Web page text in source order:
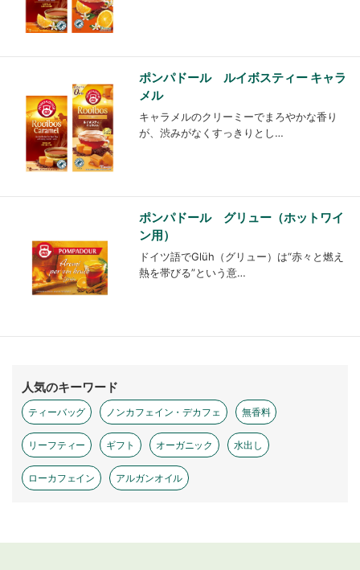
ポンパドール ルイボスティー キャラ
メル
キャラメルのクリーミーでまろやかな香り
が、渋みがなくすっきりとし…
ポンパドール グリュー（ホットワイ
ン用）
ドイツ語でGlüh（グリュー）は“赤々と燃え
熱を帯びる”という意…
人気のキーワード
ティーバッグ ノンカフェイン・デカフェ 無香料
リーフティー ギフト オーガニック 水出し
ローカフェイン アルガンオイル